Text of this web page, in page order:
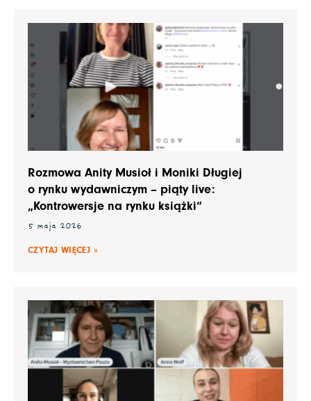
Rozmowa Anity Musioł i Moniki Długiej
o rynku wydawniczym – piąty live:
„Kontrowersje na rynku książki“
5 maja 2026
CZYTAJ WIĘCEJ »